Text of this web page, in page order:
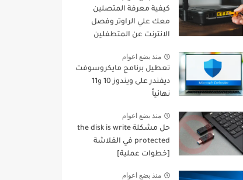
كيفية معرفة المتصلين
معك علي الراوتر وفصل
الانترنت عن المتطفلين
منذ بضع اعوام
تعطيل برنامج مايكروسوفت
ديفندر على ويندوز 10 و11
نهائياً
منذ بضع اعوام
حل مشكلة the disk is write
protected في الفلاشة
[خطوات عملية]
منذ بضع اعوام